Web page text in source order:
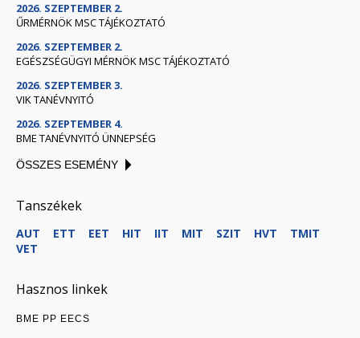
2026. SZEPTEMBER 2.
ŰRMÉRNÖK MSC TÁJÉKOZTATÓ
2026. SZEPTEMBER 2.
EGÉSZSÉGÜGYI MÉRNÖK MSC TÁJÉKOZTATÓ
2026. SZEPTEMBER 3.
VIK TANÉVNYITÓ
2026. SZEPTEMBER 4.
BME TANÉVNYITÓ ÜNNEPSÉG
ÖSSZES ESEMÉNY
Tanszékek
AUT ETT EET HIT IIT MIT SZIT HVT
TMIT
VET
Hasznos linkek
BME PP EECS